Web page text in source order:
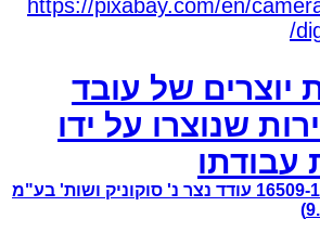
יוצרים של עובד
שנוצרו על ידו
עבודתו
תא (מחוזי ת"א) 16509-11-13 עודד נצר נ' סוקוניק ושות' בע"מ